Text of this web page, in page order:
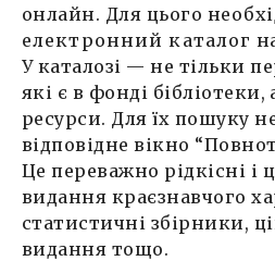
онлайн. Для цього
електронний каталог
У каталозі — не тільки
які є в фонді
ресурси. Для їх пошуку
відповідне вікно
Це переважно рідкісні і
видання краєзнавчого
статистичні збірники,
видання тощо.